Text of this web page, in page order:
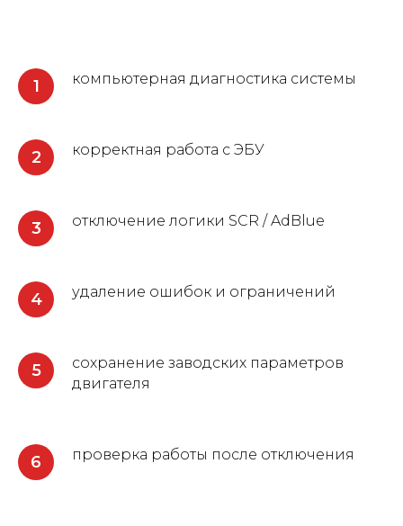
компьютерная диагностика системы
корректная работа с ЭБУ
отключение логики SCR / AdBlue
удаление ошибок и ограничений
сохранение заводских параметров
двигателя
проверка работы после отключения